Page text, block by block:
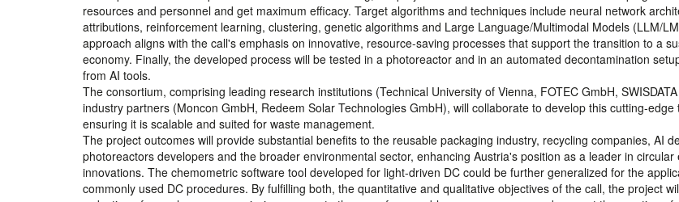
resources and personnel and get maximum efficacy. Target algorithms and techniques include neural network
attributions, reinforcement learning, clustering, genetic algorithms and Large Language/Multimodal Models (LLM/
approach aligns with the call's emphasis on innovative, resource-saving processes that support the transition to a
economy. Finally, the developed process will be tested in a photoreactor and in an automated decontamination
from AI tools.
The consortium, comprising leading research institutions (Technical University of Vienna, FOTEC GmbH,
industry partners (Moncon GmbH, Redeem Solar Technologies GmbH), will collaborate to develop this cutting-edge
ensuring it is scalable and suited for waste management.
The project outcomes will provide substantial benefits to the reusable packaging industry, recycling companies, AI
photoreactors developers and the broader environmental sector, enhancing Austria's position as a leader in circular
innovations. The chemometric software tool developed for light-driven DC could be further generalized for the
commonly used DC procedures. By fulfilling both, the quantitative and qualitative objectives of the call, the project